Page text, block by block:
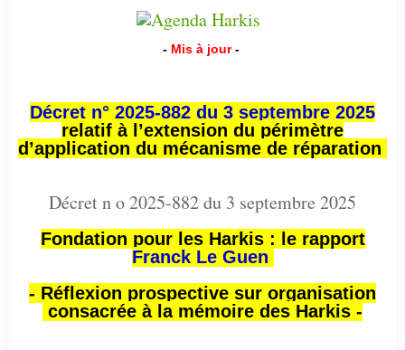
- Mis à jour -
Décret n° 2025-882 du 3 septembre 2025
relatif à l’extension du périmètre
d’application du mécanisme de réparation
Décret n o 2025-882 du 3 septembre 2025
Fondation pour les Harkis : le rapport
Franck Le Guen
- Réflexion prospective sur organisation
consacrée à la mémoire des Harkis -